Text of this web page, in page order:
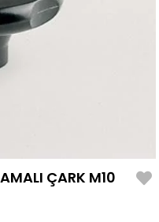
ÇARK M10